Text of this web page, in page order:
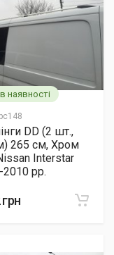
наявності
DD (2 шт.,
265 см, Хром
Interstar
рр.